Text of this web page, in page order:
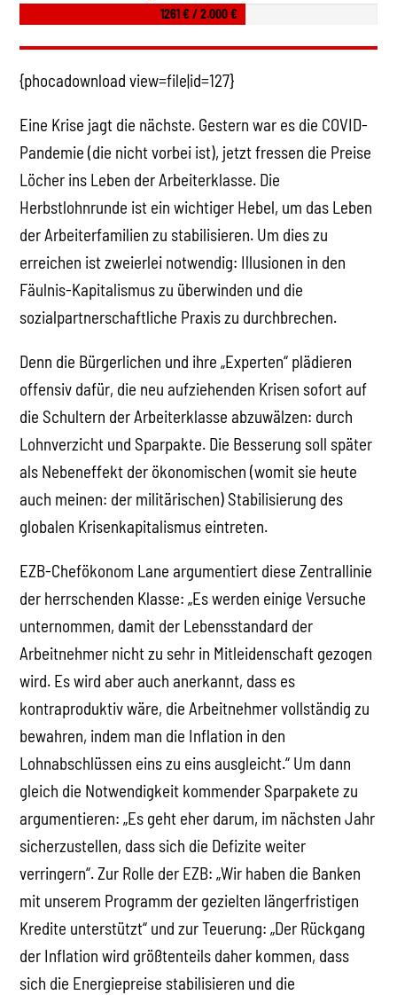
1261 € / 2.000 €
{phocadownload view=file|id=127}
Eine Krise jagt die nächste. Gestern war es die COVID-
Pandemie (die nicht vorbei ist), jetzt fressen die Preise
Löcher ins Leben der Arbeiterklasse. Die
Herbstlohnrunde ist ein wichtiger Hebel, um das Leben
der Arbeiterfamilien zu stabilisieren. Um dies zu
erreichen ist zweierlei notwendig: Illusionen in den
Fäulnis-Kapitalismus zu überwinden und die
sozialpartnerschaftliche Praxis zu durchbrechen.
Denn die Bürgerlichen und ihre „Experten“ plädieren
offensiv dafür, die neu aufziehenden Krisen sofort auf
die Schultern der Arbeiterklasse abzuwälzen: durch
Lohnverzicht und Sparpakte. Die Besserung soll später
als Nebeneffekt der ökonomischen (womit sie heute
auch meinen: der militärischen) Stabilisierung des
globalen Krisenkapitalismus eintreten.
EZB-Chefökonom Lane argumentiert diese Zentrallinie
der herrschenden Klasse: „Es werden einige Versuche
unternommen, damit der Lebensstandard der
Arbeitnehmer nicht zu sehr in Mitleidenschaft gezogen
wird. Es wird aber auch anerkannt, dass es
kontraproduktiv wäre, die Arbeitnehmer vollständig zu
bewahren, indem man die Inflation in den
Lohnabschlüssen eins zu eins ausgleicht.“ Um dann
gleich die Notwendigkeit kommender Sparpakete zu
argumentieren: „Es geht eher darum, im nächsten Jahr
sicherzustellen, dass sich die Defizite weiter
verringern“. Zur Rolle der EZB: „Wir haben die Banken
mit unserem Programm der gezielten längerfristigen
Kredite unterstützt“ und zur Teuerung: „Der Rückgang
der Inflation wird größtenteils daher kommen, dass
sich die Energiepreise stabilisieren und die